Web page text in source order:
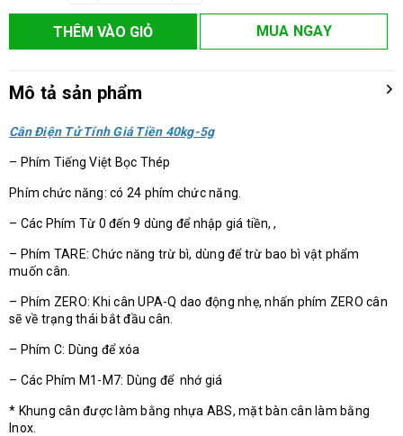
THÊM VÀO GIỎ MUA NGAY
Mô tả sản phẩm
Cân Điện Tử Tính Giá Tiền 40kg-5g
– Phím Tiếng Việt Bọc Thép
Phím chức năng: có 24 phím chức năng.
– Các Phím Từ 0 đến 9 dùng để nhập giá tiền, ,
– Phím TARE: Chức năng trừ bì, dùng để trừ bao bì vật phẩm
muốn cân.
– Phím ZERO: Khi cân UPA-Q dao động nhẹ, nhấn phím ZERO cân
sẽ về trạng thái bắt đầu cân.
– Phím C: Dùng để xóa
– Các Phím M1-M7: Dùng để nhớ giá
* Khung cân được làm bằng nhựa ABS, mặt bàn cân làm bằng
Inox.